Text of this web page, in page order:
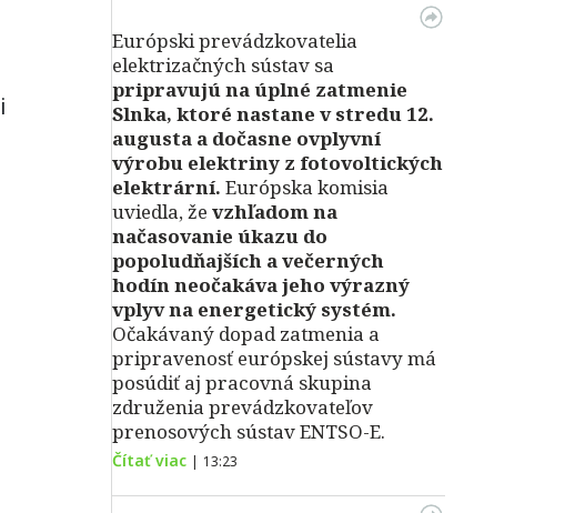
Európski prevádzkovatelia
elektrizačných sústav sa
pripravujú na úplné zatmenie
Slnka, ktoré nastane v stredu 12.
augusta a dočasne ovplyvní
výrobu elektriny z fotovoltických
elektrární. Európska komisia
uviedla, že vzhľadom na
načasovanie úkazu do
popoludňajších a večerných
hodín neočakáva jeho výrazný
vplyv na energetický systém.
Očakávaný dopad zatmenia a
pripravenosť európskej sústavy má
posúdiť aj pracovná skupina
združenia prevádzkovateľov
prenosových sústav ENTSO-E.
Čítať viac | 13:23